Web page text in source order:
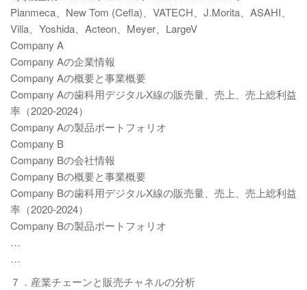
Planmeca、New Tom (Cefla)、VATECH、J.Morita、ASAHI、
Villa、Yoshida、Acteon、Meyer、LargeV
Company A
Company Aの企業情報
Company Aの概要と事業概要
Company Aの歯科用デジタルX線の販売量、売上、売上総利益
率（2020-2024）
Company Aの製品ポートフォリオ
Company B
Company Bの会社情報
Company Bの概要と事業概要
Company Bの歯科用デジタルX線の販売量、売上、売上総利益
率（2020-2024）
Company Bの製品ポートフォリオ
…
…
７．産業チェーンと販売チャネルの分析